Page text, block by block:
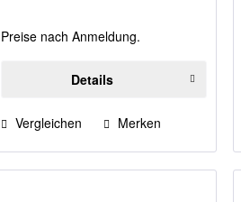
Preise nach Anmeldung.
Details
Vergleichen Merken